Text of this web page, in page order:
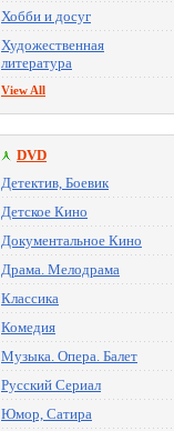
Хобби и досуг
Художественная
литература
View All
DVD
Детектив, Боевик
Детское Кино
Документальное Кино
Драма. Мелодрама
Классика
Комедия
Музыка. Опера. Балет
Русский Сериал
Юмор, Сатира